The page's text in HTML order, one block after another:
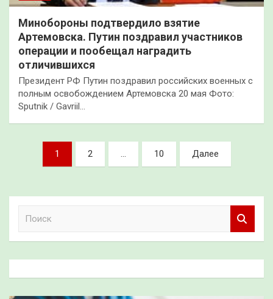
Минобороны подтвердило взятие
Артемовска. Путин поздравил участников
операции и пообещал наградить
отличившихся
Президент РФ Путин поздравил российских военных с
полным освобождением Артемовска 20 мая Фото:
Sputnik / Gavriil…
Пагинация
записей
1 2 … 10 Далее
к